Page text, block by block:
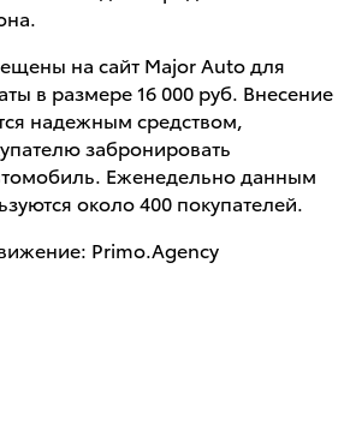
на сайт Major Auto для
в размере 16 000 руб. Внесение
надежным средством,
забронировать
Еженедельно данным
около 400 покупателей.
Primo.Agency